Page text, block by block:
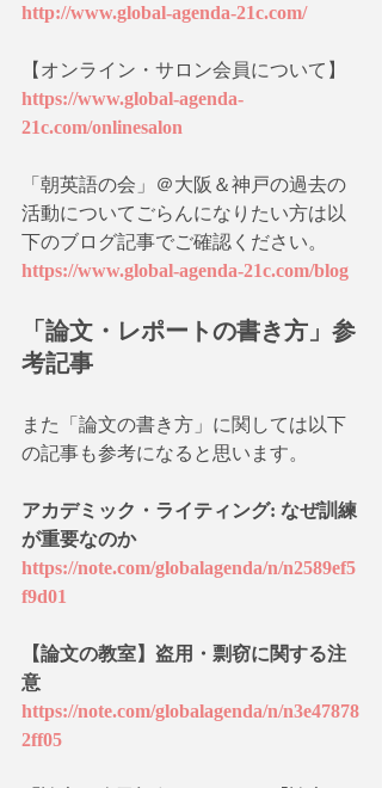
http://www.global-agenda-21c.com/
【オンライン・サロン会員について】
https://www.global-agenda-
21c.com/onlinesalon
「朝英語の会」＠大阪＆神戸の過去の
活動についてごらんになりたい方は以
下のブログ記事でご確認ください。
https://www.global-agenda-21c.com/blog
「論文・レポートの書き方」参
考記事
また「論文の書き方」に関しては以下
の記事も参考になると思います。
アカデミック・ライティング: なぜ訓練
が重要なのか
https://note.com/globalagenda/n/n2589ef5
f9d01
【論文の教室】盗用・剽窃に関する注
意
https://note.com/globalagenda/n/n3e47878
2ff05